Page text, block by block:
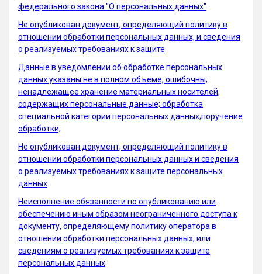
федерального закона "О персональных данных"
Не опубликован документ, определяющий политику в
отношении обработки персональных данных, и сведения
о реализуемых требованиях к защите
Данные в уведомлении об обработке персональных
данных указаны не в полном объеме, ошибочны;
ненадлежащее хранение материальных носителей,
содержащих персональные данные; обработка
специальной категории персональных данных;поручение
обработки;
Не опубликован документ, определяющий политику в
отношении обработки персональных данных и сведения
о реализуемых требованиях к защите персональных
данных
Неисполнение обязанности по опубликованию или
обеспечению иным образом неограниченного доступа к
документу, определяющему политику оператора в
отношении обработки персональных данных, или
сведениям о реализуемых требованиях к защите
персональных данных